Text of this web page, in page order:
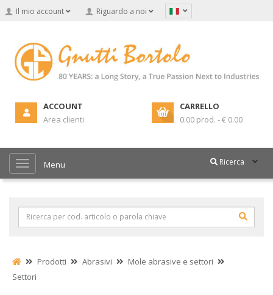
Il mio account Riguardo a noi
ACCOUNT
Area clienti
CARRELLO
0.00 prod. - € 0.00
Menu Ricerca
Prodotti Abrasivi
Mole abrasive e settori
Settori